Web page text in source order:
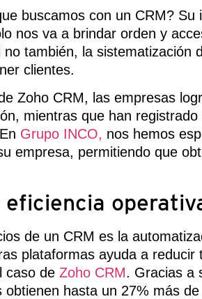
buscamos con un CRM? Su
nos va a brindar orden y
también, la sistematización
clientes.
Zoho CRM, las empresas
mientras que han
Grupo INCO, nos hemos
empresa, permitiendo que
de un CRM es la
plataformas ayuda a reducir
caso de Zoho CRM. Gracias a
hasta un 27% más